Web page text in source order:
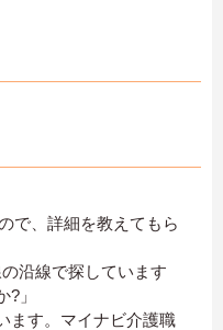
で、詳細を教えてもら
沿線で探しています
」
ます。マイナビ介護職